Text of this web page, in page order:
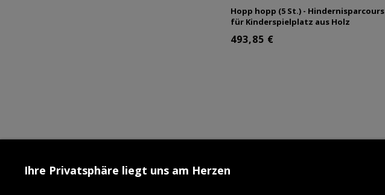
Hopp hopp (5 St.) - Hindernisparcours
für Kinderspielplatz aus Holz
493,85 €
Ihre Privatsphäre liegt uns am Herzen